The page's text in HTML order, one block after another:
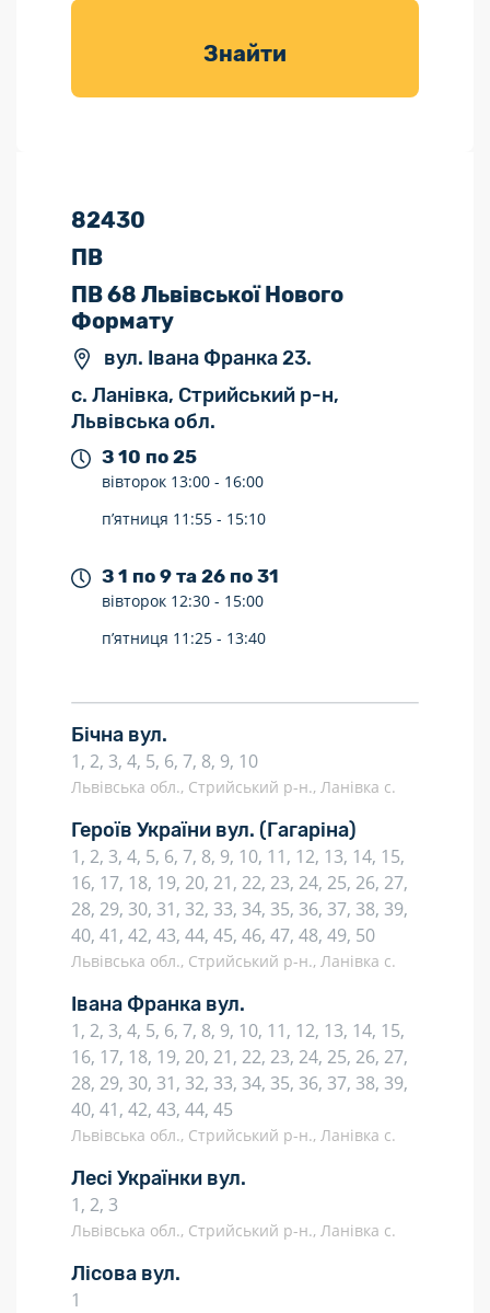
товарів для
Знайти
82430
ПВ
ПВ 68 Львівської Нового
Формату
вул. Івана Франка 23.
с. Ланівка, Стрийський р-н,
Львівська обл.
З 10 по 25
вівторок 13:00 - 16:00
п’ятниця 11:55 - 15:10
З 1 по 9 та 26 по 31
вівторок 12:30 - 15:00
п’ятниця 11:25 - 13:40
Бічна вул.
1, 2, 3, 4, 5, 6, 7, 8, 9, 10
Львівська обл., Стрийський р-н., Ланівка с.
Героїв України вул. (Гагаріна)
1, 2, 3, 4, 5, 6, 7, 8, 9, 10, 11, 12, 13, 14, 15,
16, 17, 18, 19, 20, 21, 22, 23, 24, 25, 26, 27,
28, 29, 30, 31, 32, 33, 34, 35, 36, 37, 38, 39,
40, 41, 42, 43, 44, 45, 46, 47, 48, 49, 50
Львівська обл., Стрийський р-н., Ланівка с.
Івана Франка вул.
1, 2, 3, 4, 5, 6, 7, 8, 9, 10, 11, 12, 13, 14, 15,
16, 17, 18, 19, 20, 21, 22, 23, 24, 25, 26, 27,
28, 29, 30, 31, 32, 33, 34, 35, 36, 37, 38, 39,
40, 41, 42, 43, 44, 45
Львівська обл., Стрийський р-н., Ланівка с.
Лесі Українки вул.
1, 2, 3
Львівська обл., Стрийський р-н., Ланівка с.
Лісова вул.
1